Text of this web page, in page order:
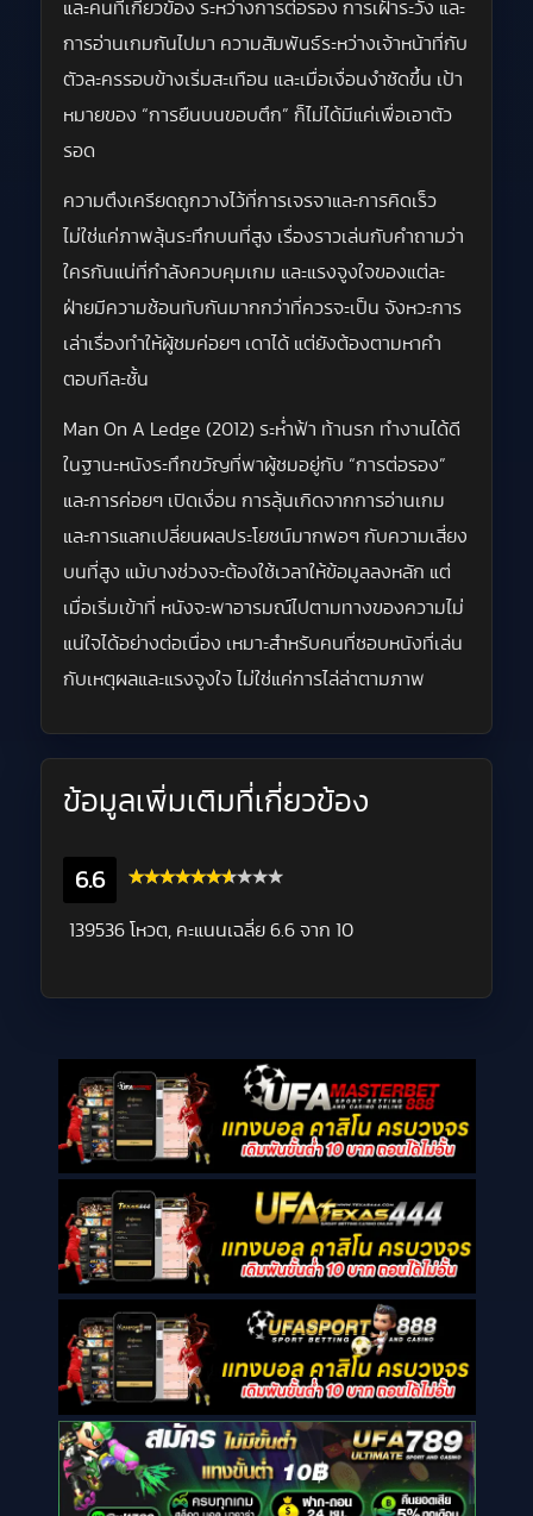
และคนที่เกี่ยวข้อง ระหว่างการต่อรอง การเฝ้าระวัง และ
การอ่านเกมกันไปมา ความสัมพันธ์ระหว่างเจ้าหน้าที่กับ
ตัวละครรอบข้างเริ่มสะเทือน และเมื่อเงื่อนงำชัดขึ้น เป้า
หมายของ “การยืนบนขอบตึก” ก็ไม่ได้มีแค่เพื่อเอาตัว
รอด
ความตึงเครียดถูกวางไว้ที่การเจรจาและการคิดเร็ว
ไม่ใช่แค่ภาพลุ้นระทึกบนที่สูง เรื่องราวเล่นกับคำถามว่า
ใครกันแน่ที่กำลังควบคุมเกม และแรงจูงใจของแต่ละ
ฝ่ายมีความซ้อนทับกันมากกว่าที่ควรจะเป็น จังหวะการ
เล่าเรื่องทำให้ผู้ชมค่อยๆ เดาได้ แต่ยังต้องตามหาคำ
ตอบทีละชั้น
Man On A Ledge (2012) ระห่ำฟ้า ท้านรก ทำงานได้ดี
ในฐานะหนังระทึกขวัญที่พาผู้ชมอยู่กับ “การต่อรอง”
และการค่อยๆ เปิดเงื่อน การลุ้นเกิดจากการอ่านเกม
และการแลกเปลี่ยนผลประโยชน์มากพอๆ กับความเสี่ยง
บนที่สูง แม้บางช่วงจะต้องใช้เวลาให้ข้อมูลลงหลัก แต่
เมื่อเริ่มเข้าที่ หนังจะพาอารมณ์ไปตามทางของความไม่
แน่ใจได้อย่างต่อเนื่อง เหมาะสำหรับคนที่ชอบหนังที่เล่น
กับเหตุผลและแรงจูงใจ ไม่ใช่แค่การไล่ล่าตามภาพ
ข้อมูลเพิ่มเติมที่เกี่ยวข้อง
6.6
139536 โหวต, คะแนนเฉลี่ย 6.6 จาก 10